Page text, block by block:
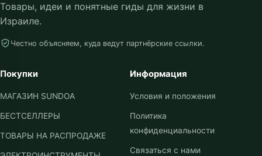
Товары, идеи и понятные гиды для жизни в
Израиле.
Честно объясняем, куда ведут партнёрские ссылки.
Покупки
МАГАЗИН SUNDOA
БЕСТСЕЛЛЕРЫ
ТОВАРЫ НА РАСПРОДАЖЕ
Информация
Условия и положения
Политика
конфиденциальности
Связаться с нами